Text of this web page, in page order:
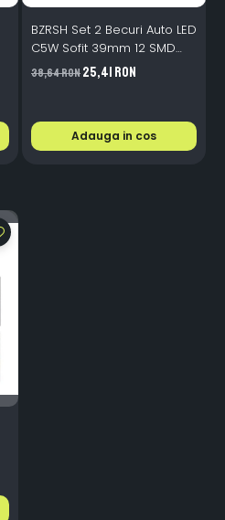
BZRSH Set 2 Becuri Auto LED
C5W Sofit 39mm 12 SMD
Canbus Fara Eroare
38,64 RON25,41 RON
Adauga in cos